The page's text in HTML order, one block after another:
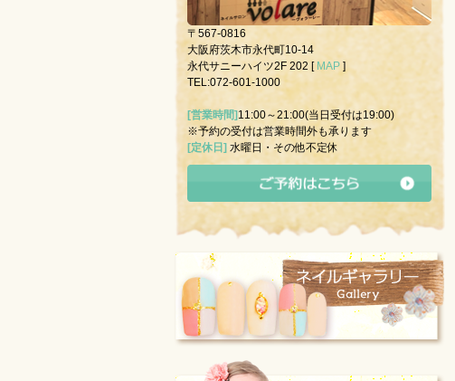
〒567-0816
大阪府茨木市永代町10-14
永代サニーハイツ2F 202 [ MAP ]
TEL:072-601-1000
[営業時間]11:00～21:00(当日受付は19:00)
※予約の受付は営業時間外も承ります
[定休日] 水曜日・その他不定休